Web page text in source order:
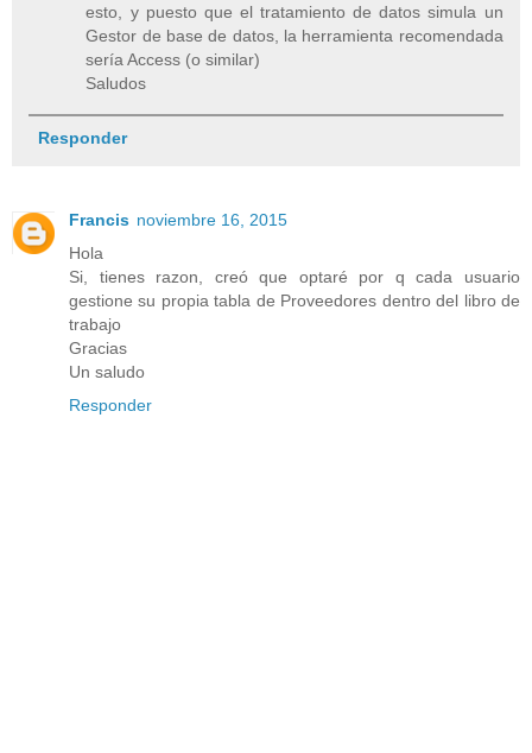
esto, y puesto que el tratamiento de datos simula un
Gestor de base de datos, la herramienta recomendada
sería Access (o similar)
Saludos
Responder
Francis noviembre 16, 2015
Hola
Si, tienes razon, creó que optaré por q cada usuario
gestione su propia tabla de Proveedores dentro del libro de
trabajo
Gracias
Un saludo
Responder